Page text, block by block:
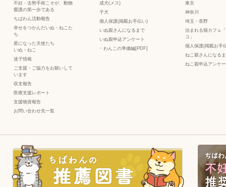
不妊・去勢手術こそが、動物
愛護の第一歩である
ちばわん活動報告
幸せをつかんだいぬ・ねこた
ち
星になった天使たち
いぬ ・ ねこ
迷子情報
ご支援・ご協力をお願いして
います
収支報告
医療支援レポート
支援物資報告
お問い合わせ先一覧
成犬(メス)
子犬
個人保護(掲載お手伝い)
いぬ親さんになるまで
いぬ親申込アンケート
− わんこの準備編[PDF]
東京
神奈川
埼玉・長野
泊まれる猫カフェ
コ」
個人保護(掲載お手
ねこ親さんになる
ねこ親申込アンケ